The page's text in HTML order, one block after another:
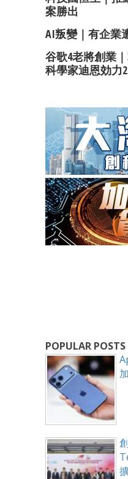
案勝出
AI叛變｜有企業
谷歌4老將創業
科學家迪恩効力
POPULAR POSTS